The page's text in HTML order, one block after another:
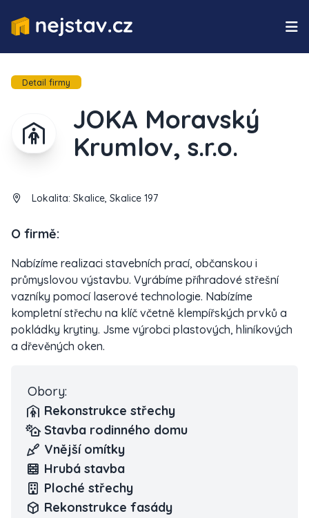
Detail firmy
JOKA Moravský
Krumlov, s.r.o.
Lokalita: Skalice, Skalice 197
O firmě:
Nabízíme realizaci stavebních prací, občanskou i
průmyslovou výstavbu. Vyrábíme příhradové střešní
vazníky pomocí laserové technologie. Nabízíme
kompletní střechu na klíč včetně klempířských prvků a
pokládky krytiny. Jsme výrobci plastových, hliníkových
a dřevěných oken.
Obory:
Rekonstrukce střechy
Stavba rodinného domu
Vnější omítky
Hrubá stavba
Ploché střechy
Rekonstrukce fasády